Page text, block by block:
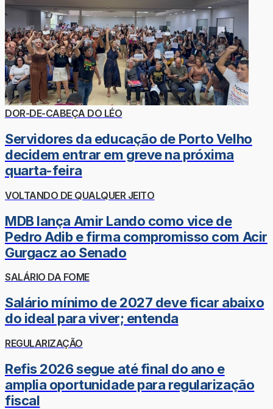
DOR-DE-CABEÇA DO LÉO
Servidores da educação de Porto Velho
decidem entrar em greve na próxima
quarta-feira
VOLTANDO DE QUALQUER JEITO
MDB lança Amir Lando como vice de
Pedro Adib e firma compromisso com Acir
Gurgacz ao Senado
SALÁRIO DA FOME
Salário mínimo de 2027 deve ficar abaixo
do ideal para viver; entenda
REGULARIZAÇÃO
Refis 2026 segue até final do ano e
amplia oportunidade para regularização
fiscal